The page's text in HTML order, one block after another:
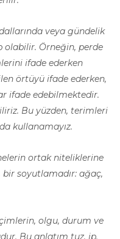
veya gündelik
olabilir. Örneğin, perde
ifade ederken
örtüyü ifade ederken,
ifade edebilmektedir.
Bu yüzden, terimleri
kullanamayız.
ortak niteliklerine
soyutlamadır: ağaç,
olgu, durum ve
Bu anlatım tuz, ip,